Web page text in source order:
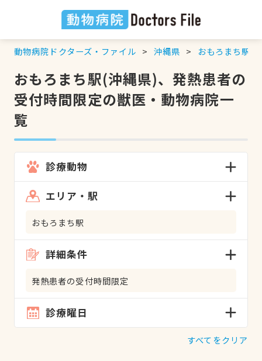
動物病院ドクターズ・ファイル 沖縄県 おもろまち駅
おもろまち駅(沖縄県)、発熱患者の
受付時間限定の獣医・動物病院一
覧
診療動物
エリア・駅
おもろまち駅
詳細条件
発熱患者の受付時間限定
診療曜日
すべてをクリア